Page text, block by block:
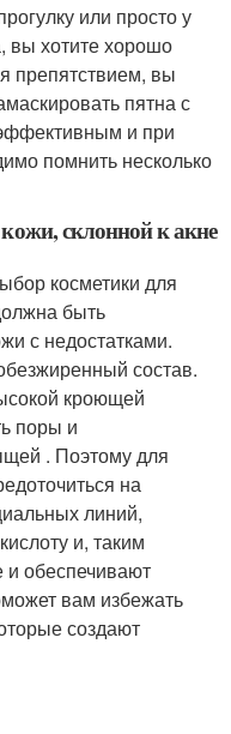
или просто у
вы хотите хорошо
препятствием, вы
пятна с
и при
помнить несколько
склонной к акне
косметики для
быть
с недостатками.
состав.
кроющей
поры и
. Поэтому для
на
линий,
и, таким
и обеспечивают
вам избежать
создают